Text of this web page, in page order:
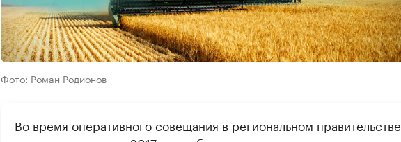
Фото: Роман Родионов
Во время оперативного совещания в региональном правительстве